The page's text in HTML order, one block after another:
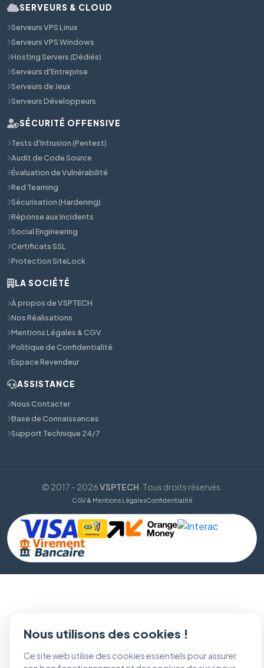
SERVEURS & CLOUD
Serveurs VPS Linux
Serveurs VPS Windows
Hosting Servers (Dédiés)
Serveurs d'Entreprise
Serveurs de Jeux
Serveurs Développeurs
SÉCURITÉ OFFENSIVE
Tests d'Intrusion (Pentest)
Audit de Code Source
Évaluation de Vulnérabilité
Red Teaming
Sécurisation (Hardening)
Réponse aux Incidents
Social Engineering
Certificats SSL
Protection SiteLock
LA SOCIÉTÉ
À propos de VSPTECH
Nos Réalisations
Mentions Légales & CGV
Politique de Confidentialité
Espace Revendeur
ASSISTANCE
Nous Contacter
Base de Connaissances
Support Technique 24/7
© 2017 - 2026VSPTECH . Tous droits réservés.
CGV & Mentions LégalesConfidentialité
Nous utilisons des cookies !
Ce site web utilise des cookies essentiels pour assurer